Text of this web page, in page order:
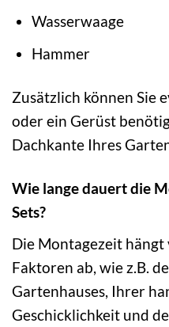
Wasserwaage
Hammer
Zusätzlich können Sie
oder ein Gerüst
Dachkante Ihres
Wie lange dauert die
Sets?
Die Montagezeit hängt
Faktoren ab, wie z.B.
Gartenhauses, Ihrer
Geschicklichkeit und